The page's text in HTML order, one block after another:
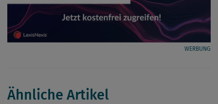
WERBUNG
Ähnliche Artikel